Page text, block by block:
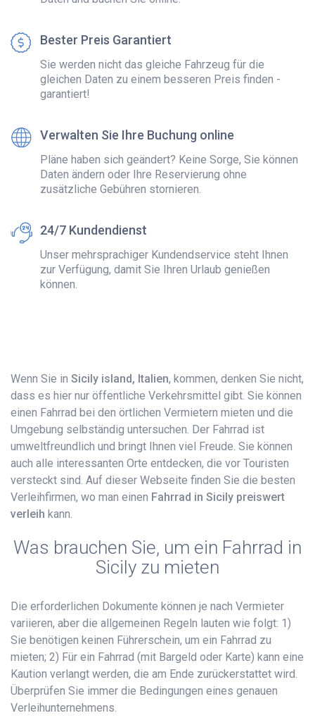
Bester Preis Garantiert
Sie werden nicht das gleiche Fahrzeug für die
gleichen Daten zu einem besseren Preis finden -
garantiert!
Verwalten Sie Ihre Buchung online
Pläne haben sich geändert? Keine Sorge, Sie können
Daten ändern oder Ihre Reservierung ohne
zusätzliche Gebühren stornieren.
24/7 Kundendienst
Unser mehrsprachiger Kundendservice steht Ihnen
zur Verfügung, damit Sie Ihren Urlaub genießen
können.
Wenn Sie in Sicily island, Italien, kommen, denken Sie nicht,
dass es hier nur öffentliche Verkehrsmittel gibt. Sie können
einen Fahrrad bei den örtlichen Vermietern mieten und die
Umgebung selbständig untersuchen. Der Fahrrad ist
umweltfreundlich und bringt Ihnen viel Freude. Sie können
auch alle interessanten Orte entdecken, die vor Touristen
versteckt sind. Auf dieser Webseite finden Sie die besten
Verleihfirmen, wo man einen Fahrrad​ in Sicily preiswert
verleih kann.
Was brauchen Sie, um ein Fahrrad in
Sicily zu mieten
Die erforderlichen Dokumente können je nach Vermieter
variieren, aber die allgemeinen Regeln lauten wie folgt: 1)
Sie benötigen keinen Führerschein, um ein Fahrrad zu
mieten; 2) Für ein Fahrrad (mit Bargeld oder Karte) kann eine
Kaution verlangt werden, die am Ende zurückerstattet wird.
Überprüfen Sie immer die Bedingungen eines genauen
Verleihunternehmens.